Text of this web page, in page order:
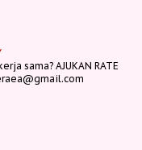
sama? AJUKAN RATE